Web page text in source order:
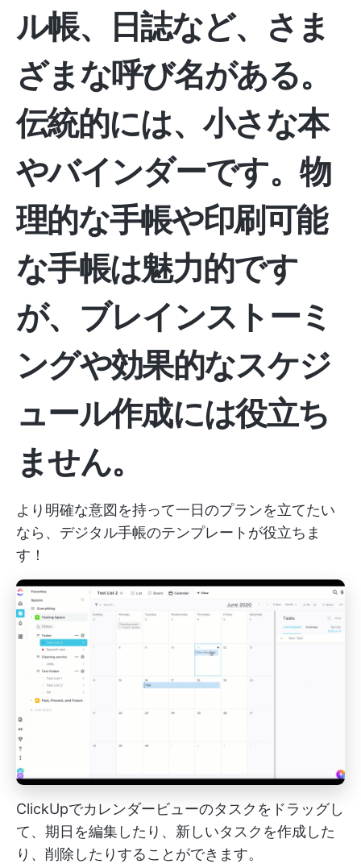
ル帳、日誌など、さま
ざまな呼び名がある。
伝統的には、小さな本
やバインダーです。物
理的な手帳や印刷可能
な手帳は魅力的です
が、ブレインストーミ
ングや効果的なスケジ
ュール作成には役立ち
ません。
より明確な意図を持って一日のプランを立てたい
なら、デジタル手帳のテンプレートが役立ちま
す！
ClickUpでカレンダービューのタスクをドラッグし
て、期日を編集したり、新しいタスクを作成した
り、削除したりすることができます。